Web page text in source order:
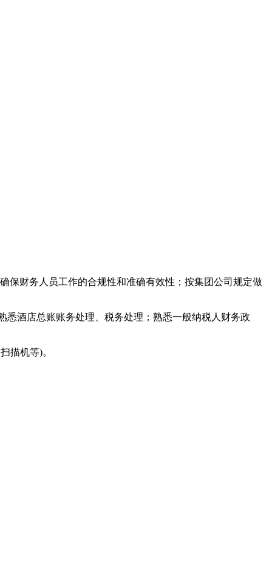
保财务人员工作的合规性和准确有效性；按集团公司规定做
酒店总账账务处理、税务处理；熟悉一般纳税人财务政
描机等)。